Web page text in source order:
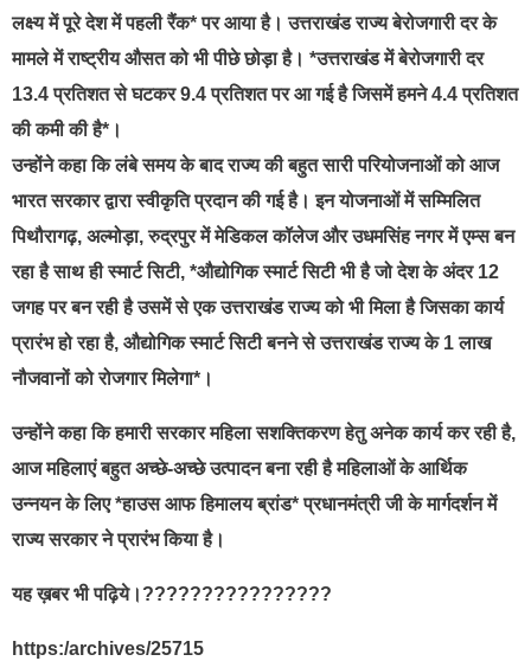
लक्ष्य में पूरे देश में पहली रैंक* पर आया है। उत्तराखंड राज्य बेरोजगारी दर के
मामले में राष्ट्रीय औसत को भी पीछे छोड़ा है। *उत्तराखंड में बेरोजगारी दर
13.4 प्रतिशत से घटकर 9.4 प्रतिशत पर आ गई है जिसमें हमने 4.4 प्रतिशत
की कमी की है*।
उन्होंने कहा कि लंबे समय के बाद राज्य की बहुत सारी परियोजनाओं को आज
भारत सरकार द्वारा स्वीकृति प्रदान की गई है। इन योजनाओं में सम्मिलित
पिथौरागढ़, अल्मोड़ा, रुद्रपुर में मेडिकल कॉलेज और उधमसिंह नगर में एम्स बन
रहा है साथ ही स्मार्ट सिटी, *औद्योगिक स्मार्ट सिटी भी है जो देश के अंदर 12
जगह पर बन रही है उसमें से एक उत्तराखंड राज्य को भी मिला है जिसका कार्य
प्रारंभ हो रहा है, औद्योगिक स्मार्ट सिटी बनने से उत्तराखंड राज्य के 1 लाख
नौजवानों को रोजगार मिलेगा*।
उन्होंने कहा कि हमारी सरकार महिला सशक्तिकरण हेतु अनेक कार्य कर रही है,
आज महिलाएं बहुत अच्छे-अच्छे उत्पादन बना रही है महिलाओं के आर्थिक
उन्नयन के लिए *हाउस आफ हिमालय ब्रांड* प्रधानमंत्री जी के मार्गदर्शन में
राज्य सरकार ने प्रारंभ किया है।
यह ख़बर भी पढ़िये।????????????????
https:/archives/25715